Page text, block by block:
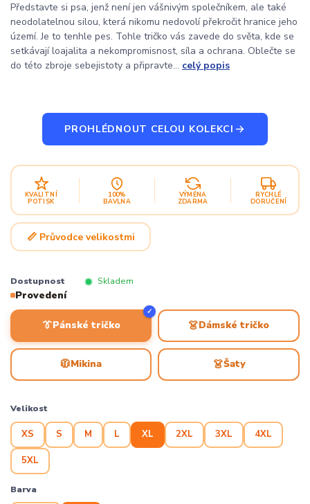
Představte si psa, jenž není jen vášnivým společníkem, ale také
neodolatelnou silou, která nikomu nedovolí překročit hranice jeho
území. Je to tenhle pes. Tohle tričko vás zavede do světa, kde se
setkávají loajalita a nekompromisnost, síla a ochrana. Oblečte se
do této zbroje sebejistoty a připravte... celý popis
PROHLÉDNOUT CELOU KOLEKCI
KVALITNÍ
POTISK
100%
BAVLNA
VÝMĚNA
ZDARMA
RYCHLÉ
DORUČENÍ
📏 Průvodce velikostmi
Dostupnost Skladem
Provedení
👔Pánské tričko
✓
👗Dámské tričko
🧥Mikina 👗Šaty
Velikost
XS S M L XL 2XL 3XL 4XL
5XL
Barva